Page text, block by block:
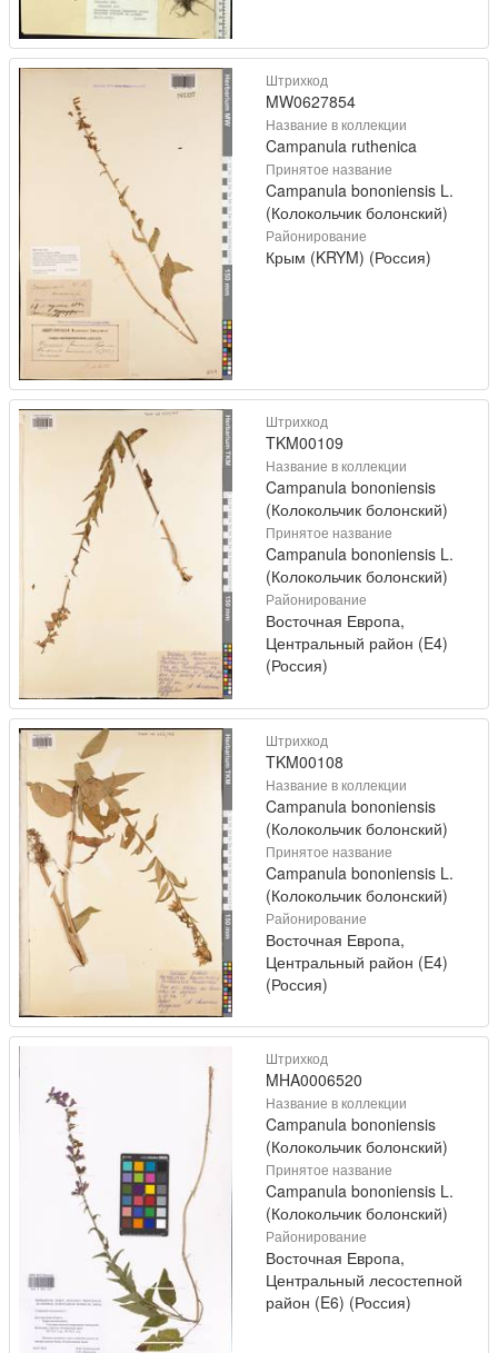
Штрихкод
MW0627854
Название в коллекции
Campanula ruthenica
Принятое название
Campanula bononiensis L.
(Колокольчик болонский)
Районирование
Крым (KRYM) (Россия)
Штрихкод
TKM00109
Название в коллекции
Campanula bononiensis
(Колокольчик болонский)
Принятое название
Campanula bononiensis L.
(Колокольчик болонский)
Районирование
Восточная Европа,
Центральный район (E4)
(Россия)
Штрихкод
TKM00108
Название в коллекции
Campanula bononiensis
(Колокольчик болонский)
Принятое название
Campanula bononiensis L.
(Колокольчик болонский)
Районирование
Восточная Европа,
Центральный район (E4)
(Россия)
Штрихкод
MHA0006520
Название в коллекции
Campanula bononiensis
(Колокольчик болонский)
Принятое название
Campanula bononiensis L.
(Колокольчик болонский)
Районирование
Восточная Европа,
Центральный лесостепной
район (E6) (Россия)